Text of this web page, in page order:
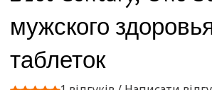
мужского
таблеток